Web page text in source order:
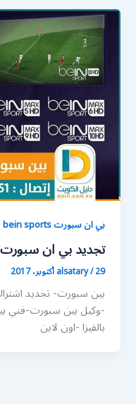
بي ان سبورت bein sports
تجديد بي ان سبورت
alsatary/29 أكتوبر، 2017
بين سبورت- تجديد
-وكيل بين سبورت-فني
بالفيزا -اون لاين